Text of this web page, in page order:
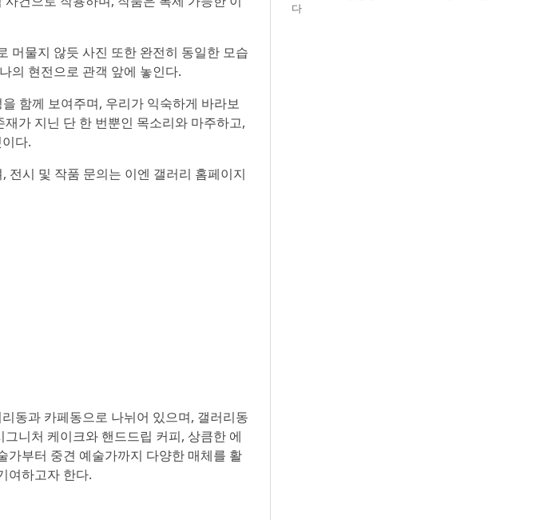
머물지 않듯 사진 또한 완전히 동일한 모습
의 현전으로 관객 앞에 놓인다.
함께 보여주며, 우리가 익숙하게 바라보
가 지닌 단 한 번뿐인 목소리와 마주하고,
다.
전시 및 작품 문의는 이엔 갤러리 홈페이지
동과 카페동으로 나뉘어 있으며, 갤러리동
니처 케이크와 핸드드립 커피, 상큼한 에
가부터 중견 예술가까지 다양한 매체를 활
여하고자 한다.
다